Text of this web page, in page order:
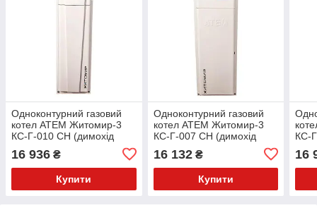
Одноконтурний газовий
котел АТЕМ Житомир-3
КС-Г-010 СН (димохід
16 936 ₴
Купити
Одноконтурний газовий
котел АТЕМ Житомир-3
КС-Г-007 СН (димохід
16 132₴
Купити
КС-
16